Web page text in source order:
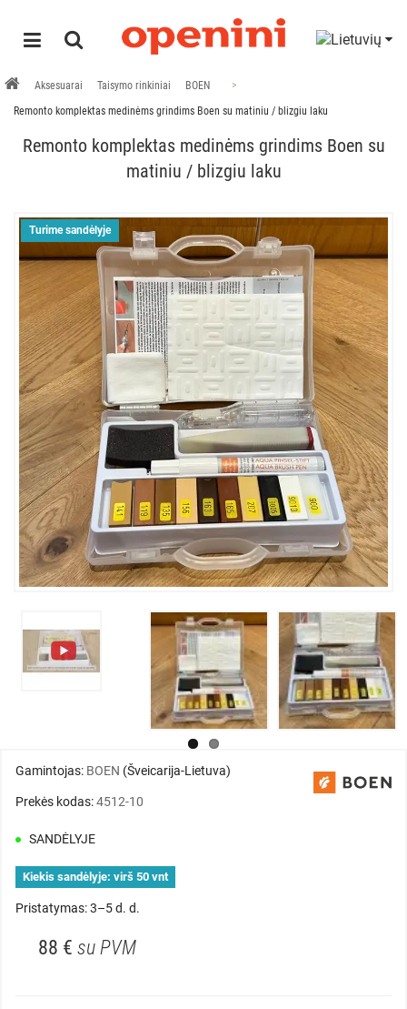
Aksesuarai Taisymo rinkiniai
BOEN
Remonto komplektas medinėms grindims Boen su matiniu / blizgiu laku
Remonto komplektas medinėms grindims Boen su
matiniu / blizgiu laku
Turime sandėlyje
Gamintojas: BOEN (Šveicarija-Lietuva)
Prekės kodas:4512-10
SANDĖLYJE
Kiekis sandėlyje: virš 50 vnt
Pristatymas: 3–5 d. d.
88 € su PVM